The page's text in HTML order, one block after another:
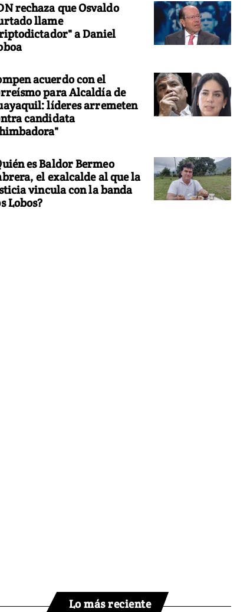
rechaza que Osvaldo
llame
a Daniel
acuerdo con el
para Alcaldía de
líderes arremeten
candidata
es Baldor Bermeo
el exalcalde al que la
vincula con la banda
Lobos?
Lo más reciente